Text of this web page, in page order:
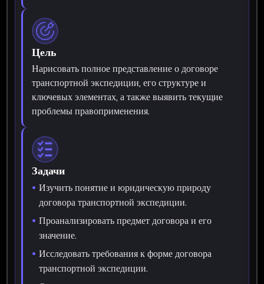
Цель
Нарисовать полное представление о договоре
транспортной экспедиции, его структуре и
ключевых элементах, а также выявить текущие
проблемы правоприменения.
Задачи
Изучить понятие и юридическую природу
договора транспортной экспедиции.
Проанализировать предмет договора и его
значение.
Исследовать требования к форме договора
транспортной экспедиции.